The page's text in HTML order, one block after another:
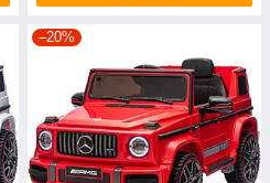
–20%